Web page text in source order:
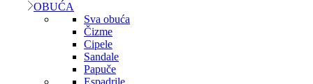
OBUĆA
Sva obuća
Čizme
Cipele
Sandale
Papuče
Espadrile